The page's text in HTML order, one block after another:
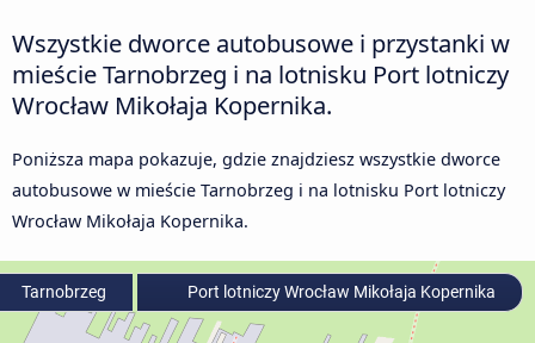
Wszystkie dworce autobusowe i przystanki w
mieście Tarnobrzeg i na lotnisku Port lotniczy
Wrocław Mikołaja Kopernika.
Poniższa mapa pokazuje, gdzie znajdziesz wszystkie dworce
autobusowe w mieście Tarnobrzeg i na lotnisku Port lotniczy
Wrocław Mikołaja Kopernika.
Tarnobrzeg Port lotniczy Wrocław Mikołaja Kopernika